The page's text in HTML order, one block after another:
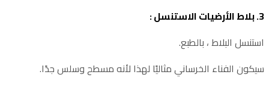
3. بلاط الأرضيات الاستنسل :
استنسل البلاط ، بالطبع.
سيكون الفناء الخرساني مثاليًا لهذا لأنه مسطح وسلس جدًا.